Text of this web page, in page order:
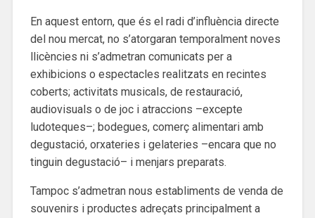
En aquest entorn, que és el radi d’influència directe
del nou mercat, no s’atorgaran temporalment noves
llicències ni s’admetran comunicats per a
exhibicions o espectacles realitzats en recintes
coberts; activitats musicals, de restauració,
audiovisuals o de joc i atraccions –excepte
ludoteques–; bodegues, comerç alimentari amb
degustació, orxateries i gelateries –encara que no
tinguin degustació– i menjars preparats.
Tampoc s’admetran nous establiments de venda de
souvenirs i productes adreçats principalment a